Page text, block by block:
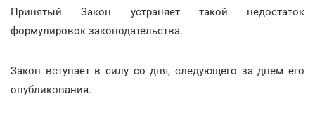
Принятый Закон устраняет такой недостаток
формулировок законодательства.
Закон вступает в силу со дня, следующего за днем его
опубликования.